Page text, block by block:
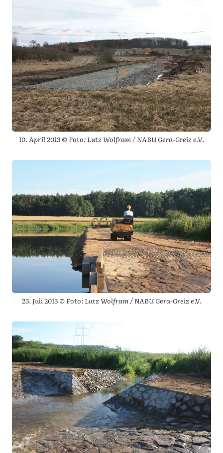
10. April 2013 © Foto: Lutz Wolfram / NABU Gera-Greiz e.V.
23. Juli 2013 © Foto: Lutz Wolfram / NABU Gera-Greiz e.V.